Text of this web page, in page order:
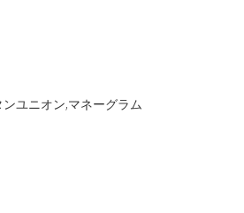
ンユニオン,マネーグラム